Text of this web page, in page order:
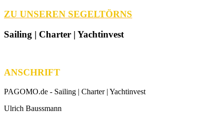
ZU UNSEREN SEGELTÖRNS
Sailing | Charter | Yachtinvest
ANSCHRIFT
PAGOMO.de - Sailing | Charter | Yachtinvest
Ulrich Baussmann